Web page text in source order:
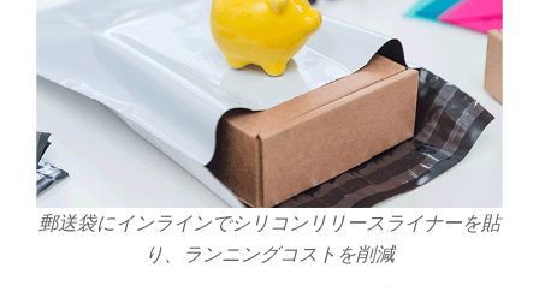
郵送袋にインラインでシリコンリリースライナーを貼
り、ランニングコストを削減